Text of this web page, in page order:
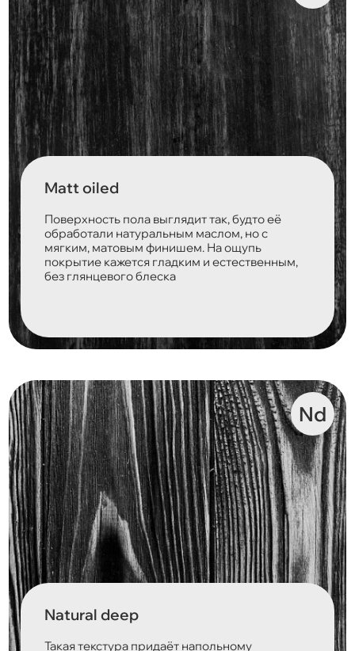
Matt oiled
Поверхность пола выглядит так, будто её
обработали натуральным маслом, но с
мягким, матовым финишем. На ощупь
покрытие кажется гладким и естественным,
без глянцевого блеска
Natural deep
Такая текстура придаёт напольному
Nd